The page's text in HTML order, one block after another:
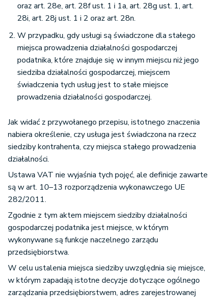
oraz art. 28e, art. 28f ust. 1 i 1a, art. 28g ust. 1, art.
28i, art. 28j ust. 1 i 2 oraz art. 28n.
W przypadku, gdy usługi są świadczone dla stałego
miejsca prowadzenia działalności gospodarczej
podatnika, które znajduje się w innym miejscu niż jego
siedziba działalności gospodarczej, miejscem
świadczenia tych usług jest to stałe miejsce
prowadzenia działalności gospodarczej.
Jak widać z przywołanego przepisu, istotnego znaczenia
nabiera określenie, czy usługa jest świadczona na rzecz
siedziby kontrahenta, czy miejsca stałego prowadzenia
działalności.
Ustawa VAT nie wyjaśnia tych pojęć, ale definicje zawarte
są w art. 10–13 rozporządzenia wykonawczego UE
282/2011.
Zgodnie z tym aktem miejscem siedziby działalności
gospodarczej podatnika jest miejsce, w którym
wykonywane są funkcje naczelnego zarządu
przedsiębiorstwa.
W celu ustalenia miejsca siedziby uwzględnia się miejsce,
w którym zapadają istotne decyzje dotyczące ogólnego
zarządzania przedsiębiorstwem, adres zarejestrowanej